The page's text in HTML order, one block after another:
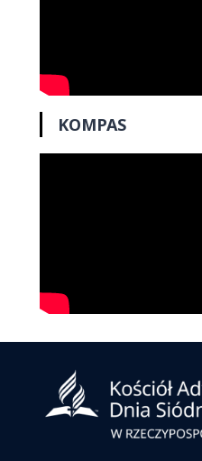
KOMPAS